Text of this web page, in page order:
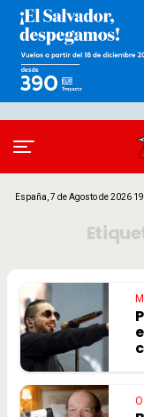
España, 7 de Agosto de 2026